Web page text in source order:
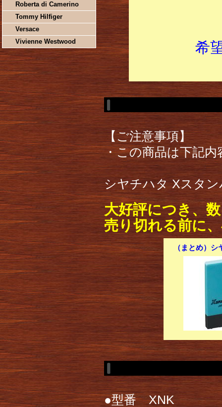
Roberta di Camerino
Tommy Hilfiger
Versace
Vivienne Westwood
希
【ご注意事項】
・この商品は下記
シヤチハタ Xスタン
大好評につき、
売り切れる前に
（まとめ）
●型番 XNK